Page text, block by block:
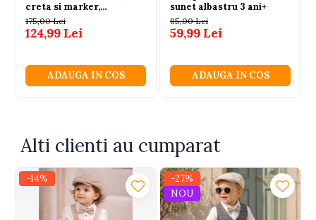
creta si marker,
multicolor, 3 ani+
175,00 Lei
124,99 Lei
ADAUGA IN COS
sunet albastru 3 ani+
85,00 Lei
59,99 Lei
ADAUGA IN COS
Alti clienti au cumparat
-14%
-27%
NOU